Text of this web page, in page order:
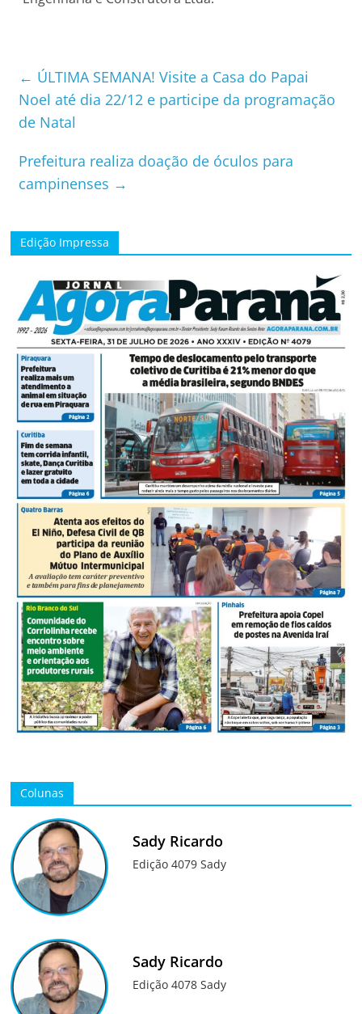
← ÚLTIMA SEMANA! Visite a Casa do Papai
Noel até dia 22/12 e participe da programação
de Natal
Prefeitura realiza doação de óculos para
campinenses →
Edição Impressa
Colunas
Sady Ricardo
Edição 4079 Sady
Sady Ricardo
Edição 4078 Sady